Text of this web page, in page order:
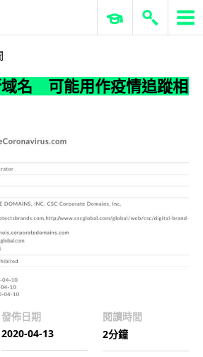
ERP 與商業 AI
名 可能用作疫情追蹤相
發佈日期
2020-04-13
閱讀時間
2分鐘